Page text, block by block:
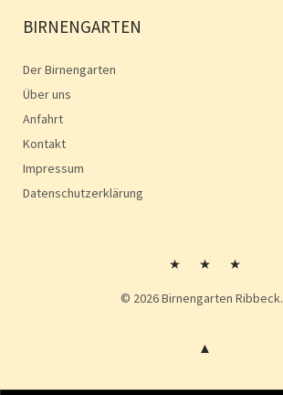
BIRNENGARTEN
Der Birnengarten
Über uns
Anfahrt
Kontakt
Impressum
Datenschutzerklärung
KontaktImpressumImpressum
© 2026Birnengarten Ribbeck.